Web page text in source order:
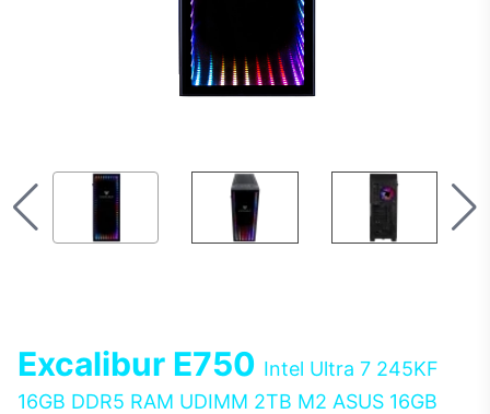
Excalibur E750 Intel Ultra 7 245KF
16GB DDR5 RAM UDIMM 2TB M2 ASUS 16GB